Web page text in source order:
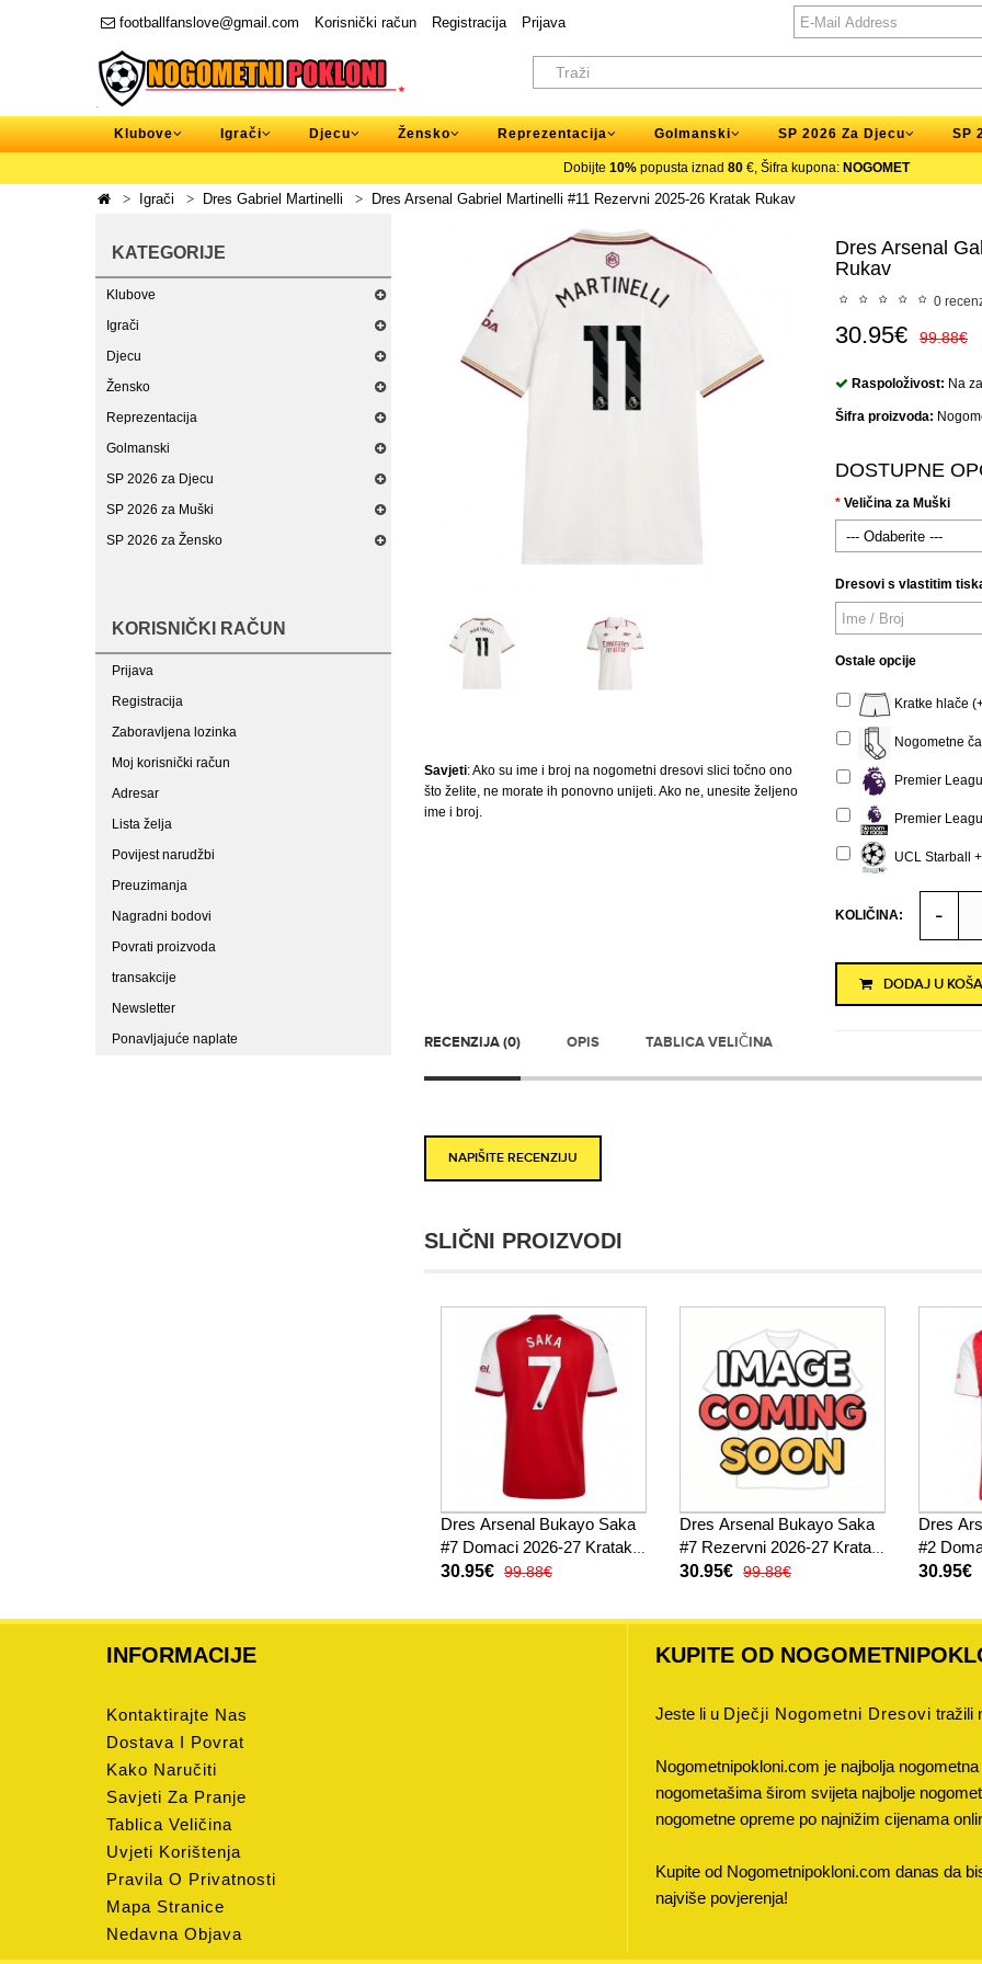
footballfanslove@gmail.com Korisnički račun Registracija Prijava
Klubove Igrači Djecu Žensko Reprezentacija Golmanski SP 2026 Za Djecu SP
Dobijte 10% popusta iznad 80 €, Šifra kupona: NOGOMET
Igrači Dres Gabriel Martinelli Dres Arsenal Gabriel Martinelli #11 Rezervni 2025-26 Kratak Rukav
KATEGORIJE
Klubove
Igrači
Djecu
Žensko
Reprezentacija
Golmanski
SP 2026 za Djecu
SP 2026 za Muški
SP 2026 za Žensko
KORISNIČKI RAČUN
Prijava
Registracija
Zaboravljena lozinka
Moj korisnički račun
Adresar
Lista želja
Povijest narudžbi
Preuzimanja
Nagradni bodovi
Povrati proizvoda
transakcije
Newsletter
Ponavljajuće naplate
Savjeti: Ako su ime i broj na nogometni dresovi slici točno ono
što želite, ne morate ih ponovno unijeti. Ako ne, unesite željeno
ime i broj.
Dres Arsenal
Rukav
0
30.95€ 99.88€
Raspoloživost: Na
Šifra proizvoda:
DOSTUPNE
Veličina za Muški
Dresovi s vlastitim
Ostale opcije
Kratke hlače
Nogometne
Premier
Premier
UCL Starball
KOLIČINA:
DODAJ U
RECENZIJA (0) OPIS TABLICA VELIČINA
NAPIŠITE RECENZIJU
SLIČNI PROIZVODI
Dres Arsenal Bukayo Saka
#7 Domaci 2026-27 Kratak
Rukav
30.95€ 99.88€
Dres Arsenal Bukayo Saka
#7 Rezervni 2026-27 Kratak
Rukav
30.95€ 99.88€
Dres
#2
Rukav
30.95€
INFORMACIJE
Kontaktirajte Nas
Dostava I Povrat
Kako Naručiti
Savjeti Za Pranje
Tablica Veličina
Uvjeti Korištenja
Pravila O Privatnosti
Mapa Stranice
Nedavna Objava
KUPITE OD
Jeste li u Dječji Nogometni Dresovi tražili
Nogometnipokloni.com je najbolja
nogometašima širom svijeta najbolje
nogometne opreme po najnižim cijenama
Kupite od Nogometnipokloni.com danas da
najviše povjerenja!